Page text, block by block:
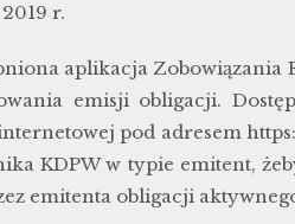
r.
aplikacja Zobowiązania
emisji obligacji.
pod adresem
KDPW w typie emitent,
emitenta obligacji